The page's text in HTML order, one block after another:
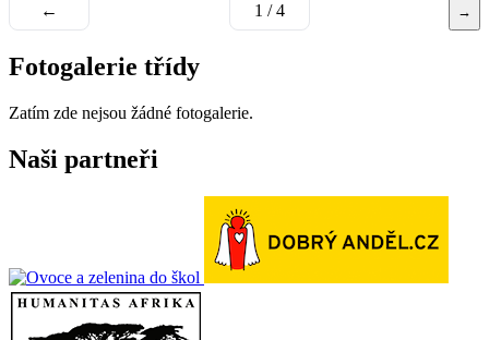
← 1 / 4 →
Fotogalerie třídy
Zatím zde nejsou žádné fotogalerie.
Naši partneři